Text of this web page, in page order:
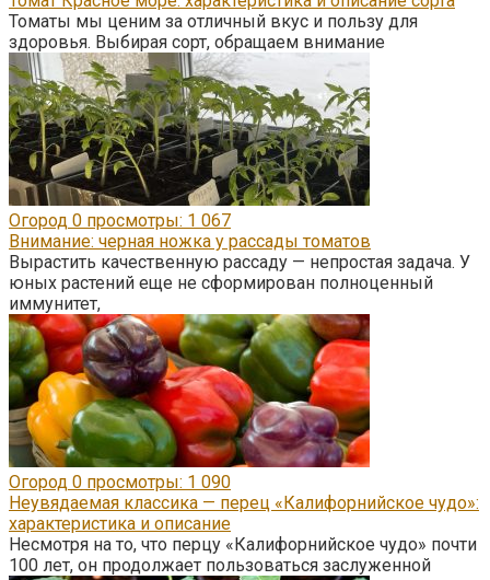
Томаты мы ценим за отличный вкус и пользу для
здоровья. Выбирая сорт, обращаем внимание
Огород 0 просмотры: 1 067
Внимание: черная ножка у рассады томатов
Вырастить качественную рассаду — непростая задача. У
юных растений еще не сформирован полноценный
иммунитет,
Огород 0 просмотры: 1 090
Неувядаемая классика — перец «Калифорнийское чудо»:
характеристика и описание
Несмотря на то, что перцу «Калифорнийское чудо» почти
100 лет, он продолжает пользоваться заслуженной